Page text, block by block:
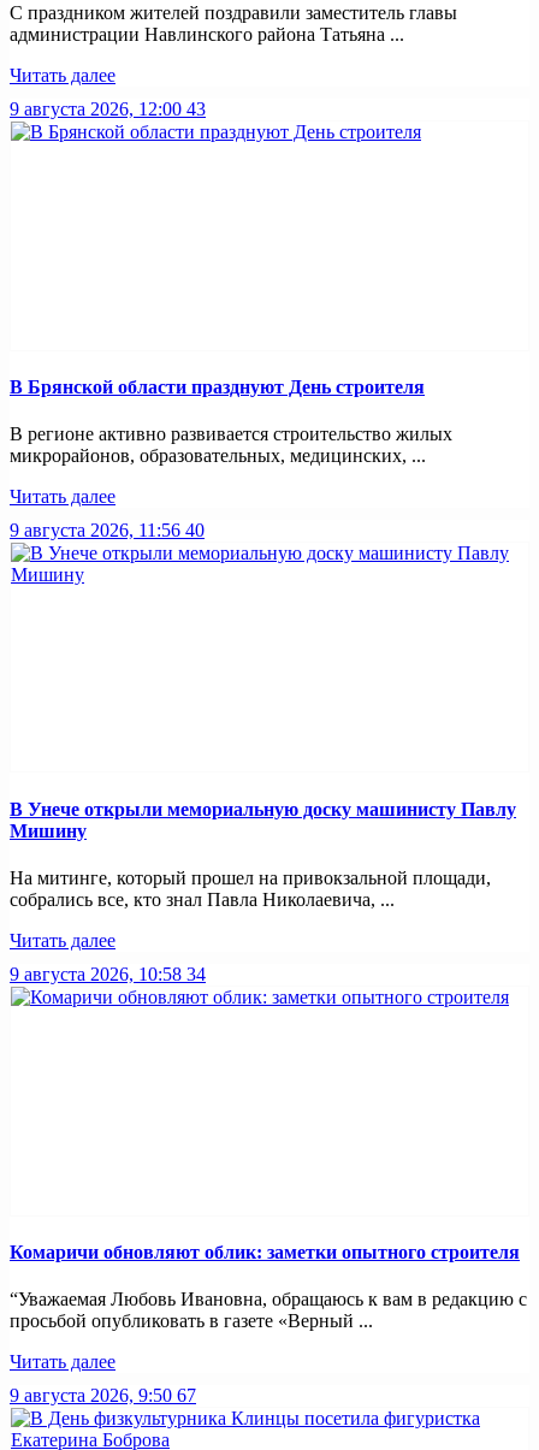
С праздником жителей поздравили заместитель главы
администрации Навлинского района Татьяна ...
Читать далее
9 августа 2026, 12:00 43
В Брянской области празднуют День строителя
В регионе активно развивается строительство жилых
микрорайонов, образовательных, медицинских, ...
Читать далее
9 августа 2026, 11:56 40
В Унече открыли мемориальную доску машинисту Павлу
Мишину
На митинге, который прошел на привокзальной площади,
собрались все, кто знал Павла Николаевича, ...
Читать далее
9 августа 2026, 10:58 34
Комаричи обновляют облик: заметки опытного строителя
“Уважаемая Любовь Ивановна, обращаюсь к вам в редакцию с
просьбой опубликовать в газете «Верный ...
Читать далее
9 августа 2026, 9:50 67